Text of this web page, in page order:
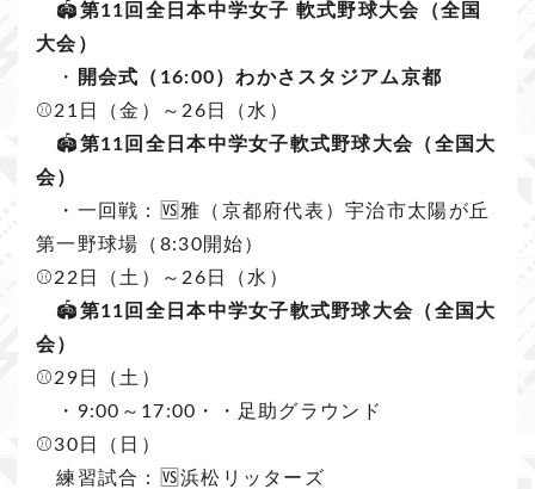
🏟️第11回全日本中学女子 軟式野球大会（全国
大会）
・
開会式（16:00）わかさスタジアム京都
⚾️21日（金）～26日（水）
🏟️第11回全日本中学女子軟式野球大会（全国大
会）
・一回戦：🆚雅（京都府代表）宇治市太陽が丘
第一野球場（8:30開始）
⚾️22日（土）～26日（水）
🏟️第11回全日本中学女子軟式野球大会（全国大
会）
⚾️29日（土）
・9:00～17:00・・足助グラウンド
⚾️30日（日）
練習試合：🆚浜松リッターズ